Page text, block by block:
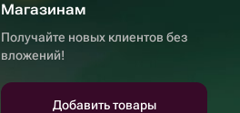
Магазинам
Получайте новых клиентов без
вложений!
Добавить товары